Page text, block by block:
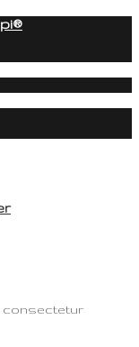
consectetur